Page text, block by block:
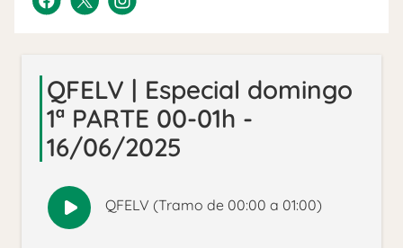
QFELV | Especial domingo
1ª PARTE 00-01h -
16/06/2025
Reproducir
audio
QFELV (Tramo de 00:00 a 01:00)